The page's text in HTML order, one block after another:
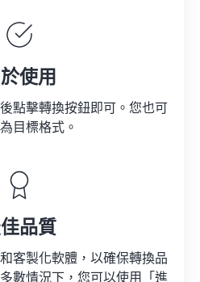
使用
點擊轉換按鈕即可。您也可
目標格式。
品質
客製化軟體，以確保轉換品